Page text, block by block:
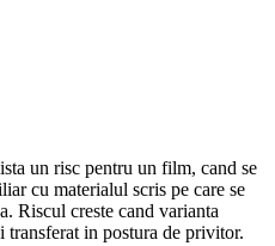
un risc pentru un film, cand se
cu materialul scris pe care se
Riscul creste cand varianta
in postura de privitor.